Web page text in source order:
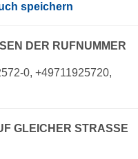
speichern
DER RUFNUMMER
0, +49711925720,
GLEICHER STRASSE